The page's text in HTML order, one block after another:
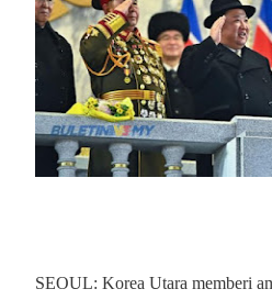
SEOUL: Korea Utara memberi